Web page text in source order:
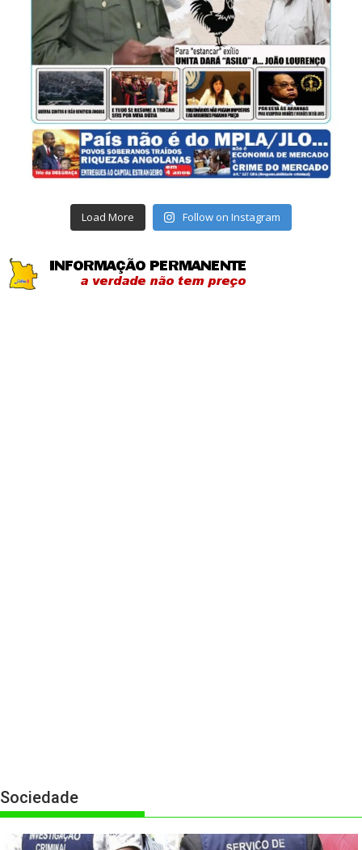
Load More Follow on Instagram
Sociedade